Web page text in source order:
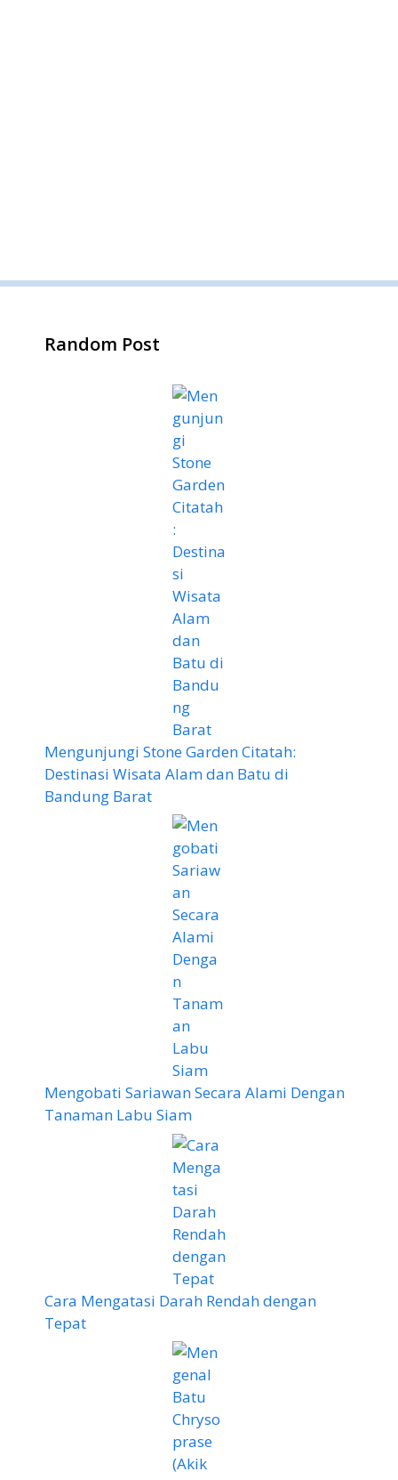
Random Post
Mengunjungi Stone Garden Citatah:
Destinasi Wisata Alam dan Batu di
Bandung Barat
Mengobati Sariawan Secara Alami Dengan
Tanaman Labu Siam
Cara Mengatasi Darah Rendah dengan
Tepat